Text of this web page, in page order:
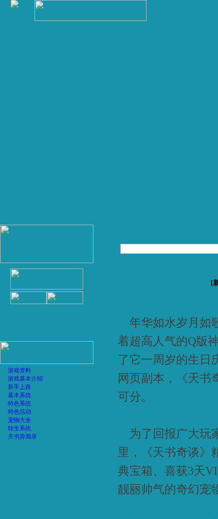
游戏资料
游戏基本介绍
新手上路
基本系统
特色系统
特色活动
宠物大全
转生系统
天书异闻录
[
年华如水岁月如
着超高人气的Q版
了它一周岁的生日
网页副本，《天书
可分。
为了回报广大玩
里，《天书奇谈》
典宝箱、喜获3天
靓丽帅气的奇幻宠